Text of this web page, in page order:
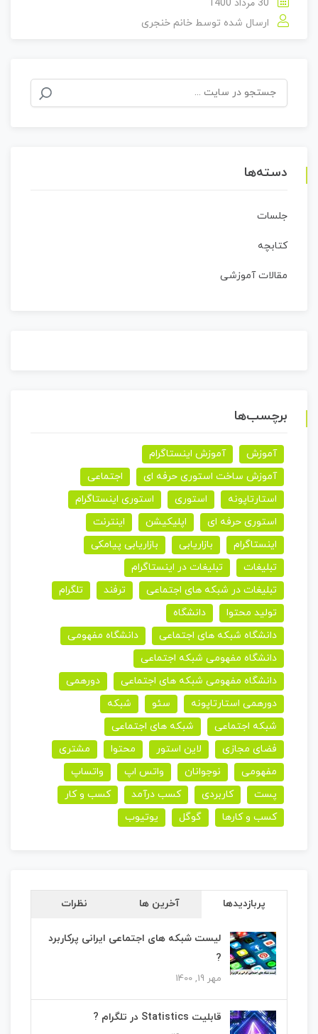
ارسال شده توسط خانم خنجری
جستجو
برای:
دسته‌ها
جلسات
کتابچه
مقالات آموزشی
برچسب‌ها
آموزش
آموزش اینستاگرام
آموزش ساخت استوری حرفه ای
اجتماعی
استارتاپونه
استوری
استوری اینستاگرام
استوری حرفه ای
اپلیکیشن
اینترنت
اینستاگرام
بازاریابی
بازاریابی پیامکی
تبلیغات
تبلیغات در اینستاگرام
تبلیغات در شبکه های اجتماعی
ترفند
تلگرام
تولید محتوا
دانشگاه
دانشگاه شبکه های اجتماعی
دانشگاه مفهومی
دانشگاه مفهومی شبکه اجتماعی
دانشگاه مفهومی شبکه های اجتماعی
دورهمی
دورهمی استارتاپونه
سئو
شبکه
شبکه اجتماعی
شبکه های اجتماعی
فضای مجازی
لاین استور محتوا
مشتری
مفهومی
نوجوانان واتس اپ
واتساپ
پست
کاربردی کسب درآمد
کسب و کار
کسب و کارها
گوگل یوتیوب
پربازدیدها آخرین ها نظرات
لیست شبکه های اجتماعی ایرانی پرکاربرد
?
مهر 19, 1400
قابلیت Statistics در تلگرام ?